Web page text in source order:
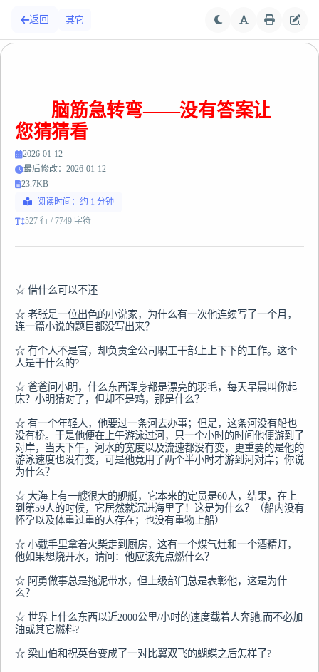
返回 其它
脑筋急转弯——没有答案让
您猜猜看
2026-01-12
最后修改：2026-01-12
23.7KB
阅读时间：约 1 分钟
527 行 / 7749 字符
☆ 借什么可以不还
☆ 老张是一位出色的小说家，为什么有一次他连续写了一个月，
连一篇小说的题目都没写出来？
☆ 有个人不是官，却负责全公司职工干部上上下下的工作。这个
人是干什么的?
☆ 爸爸问小明，什么东西浑身都是漂亮的羽毛，每天早晨叫你起
床？小明猜对了，但却不是鸡，那是什么？
☆ 有一个年轻人，他要过一条河去办事；但是，这条河没有船也
没有桥。于是他便在上午游泳过河，只一个小时的时间他便游到了
对岸，当天下午，河水的宽度以及流速都没有变，更重要的是他的
游泳速度也没有变，可是他竟用了两个半小时才游到河对岸；你说
为什么？
☆ 大海上有一艘很大的舰艇，它本来的定员是60人，结果，在上
到第59人的时候，它居然就沉进海里了！这是为什么？（船内没有
怀孕以及体重过重的人存在；也没有重物上船）
☆ 小戴手里拿着火柴走到厨房，这有一个煤气灶和一个酒精灯，
他如果想烧开水，请问：他应该先点燃什么？
☆ 阿勇做事总是拖泥带水，但上级部门总是表彰他，这是为什
么？
☆ 世界上什么东西以近2000公里/小时的速度载着人奔驰,而不必加
油或其它燃料?
☆ 梁山伯和祝英台变成了一对比翼双飞的蝴蝶之后怎样了?